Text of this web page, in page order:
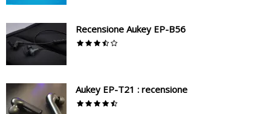
Recensione Aukey EP-B56
Aukey EP-T21 : recensione